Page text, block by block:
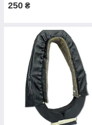
250 ₴